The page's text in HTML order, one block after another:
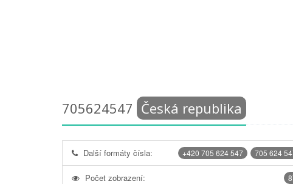
705624547 Česká republika
705 624
+420 705 624 547
Další formáty čísla:
Počet zobrazení: